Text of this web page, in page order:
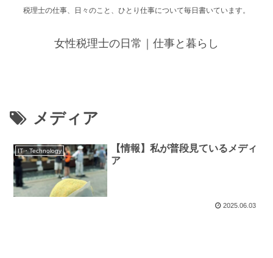
税理士の仕事、日々のこと、ひとり仕事について毎日書いています。
女性税理士の日常｜仕事と暮らし
メディア
IT・Technology
【情報】私が普段見ているメディ
ア
2025.06.03